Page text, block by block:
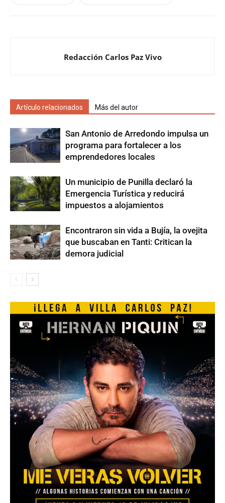
Redacción Carlos Paz Vivo
Artículo relacionados Más del autor
San Antonio de Arredondo impulsa un
programa para fortalecer a los
emprendedores locales
Un municipio de Punilla declaró la
Emergencia Turística y reducirá
impuestos a alojamientos
Encontraron sin vida a Bujía, la ovejita
que buscaban en Tanti: Critican la
demora judicial